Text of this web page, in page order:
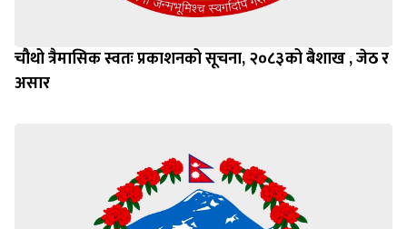
चौथो त्रैमासिक स्वतः प्रकाशनको सूचना, २०८३को बैशाख , जेठ र
असार